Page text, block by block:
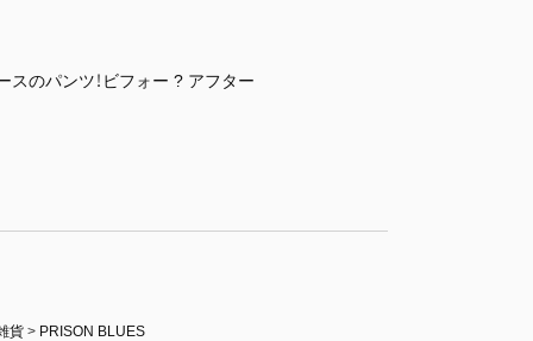
スのパンツ！ビフォー ? アフター
貨
PRISON BLUES